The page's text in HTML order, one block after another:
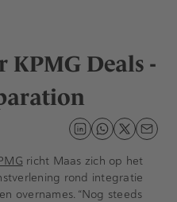
KPMG Deals -
richt Maas zich op het
rond integratie
overnames. “Nog steeds